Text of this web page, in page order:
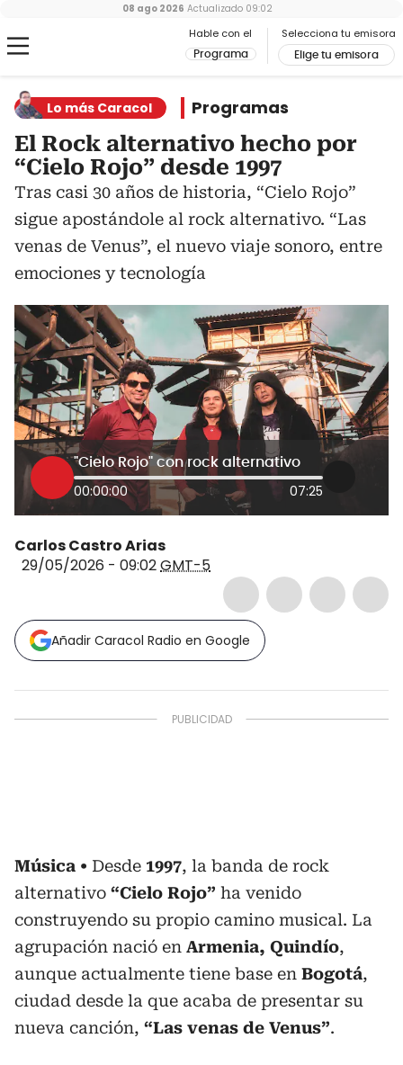
Hable con el
Programa
Selecciona tu emisora
Elige tu emisora
08 ago 2026 Actualizado 09:02
Lo más Caracol Programas
El Rock alternativo hecho por
“Cielo Rojo” desde 1997
Tras casi 30 años de historia, “Cielo Rojo”
sigue apostándole al rock alternativo. “Las
venas de Venus”, el nuevo viaje sonoro, entre
emociones y tecnología
"Cielo Rojo" con rock alternativo
00:00:00 07:25
Carlos Castro Arias
29/05/2026 - 09:02GMT-5
Añadir Caracol Radio en Google
Música Desde 1997, la banda de rock
alternativo “Cielo Rojo” ha venido
construyendo su propio camino musical. La
agrupación nació en Armenia, Quindío,
aunque actualmente tiene base en Bogotá,
ciudad desde la que acaba de presentar su
nueva canción, “Las venas de Venus”.